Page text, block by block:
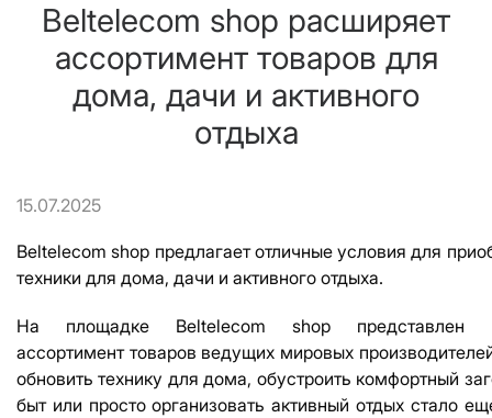
Beltelecom shop расширяет
ассортимент товаров для
дома, дачи и активного
отдыха
15.07.2025
Beltelecom shop предлагает отличные условия для
техники для дома, дачи и активного отдыха.
На площадке Beltelecom shopпредставлен
ассортимент товаров ведущих мировых
обновить технику для дома, обустроить комфортный
быт или просто организовать активный отдых стало